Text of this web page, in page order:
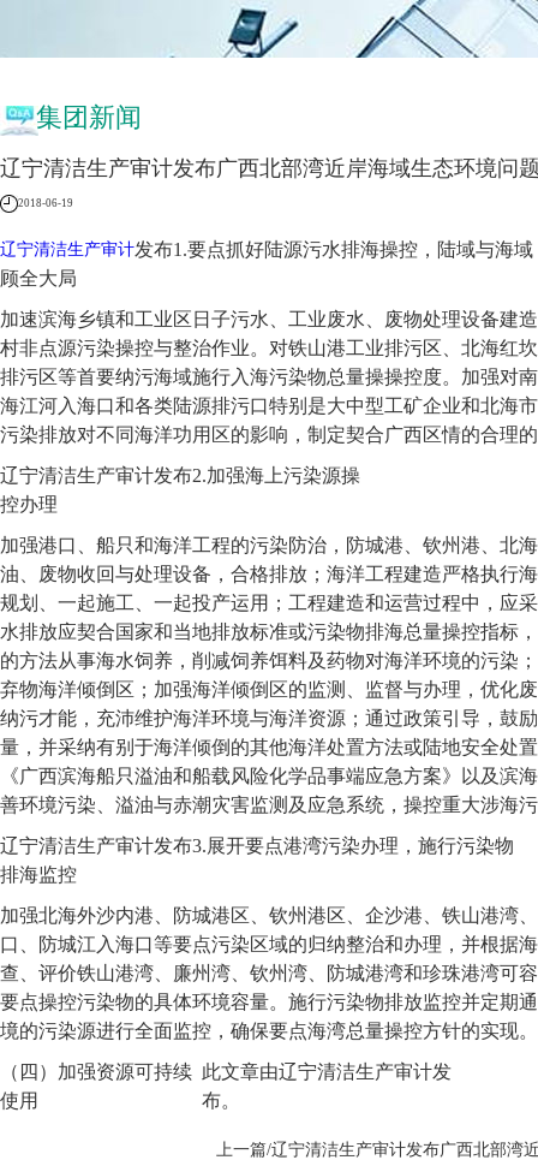
集团新闻
辽宁清洁生产审计发布广西北部湾近岸海域生态环境问
2018-06-19
辽宁清洁生产审计发布1.要点抓好陆源污水排海操控，陆域与海域
顾全大局
加速滨海乡镇和工业区日子污水、工业废水、废物处理设备建
村非点源污染操控与整治作业。对铁山港工业排污区、北海红
排污区等首要纳污海域施行入海污染物总量操操控度。加强对
海江河入海口和各类陆源排污口特别是大中型工矿企业和北海
污染排放对不同海洋功用区的影响，制定契合广西区情的合理
辽宁清洁生产审计发布2.加强海上污染源操
控办理
加强港口、船只和海洋工程的污染防治，防城港、钦州港、北
油、废物收回与处理设备，合格排放；海洋工程建造严格执行
规划、一起施工、一起投产运用；工程建造和运营过程中，应
水排放应契合国家和当地排放标准或污染物排海总量操控指标
的方法从事海水饲养，削减饲养饵料及药物对海洋环境的污染
弃物海洋倾倒区；加强海洋倾倒区的监测、监督与办理，优化
纳污才能，充沛维护海洋环境与海洋资源；通过政策引导，鼓
量，并采纳有别于海洋倾倒的其他海洋处置方法或陆地安全处
《广西滨海船只溢油和船载风险化学品事端应急方案》以及
善环境污染、溢油与赤潮灾害监测及应急系统，操控重大涉海
辽宁清洁生产审计发布3.展开要点港湾污染办理，施行污染物
排海监控
加强北海外沙内港、防城港区、钦州港区、企沙港、铁山港湾
口、防城江入海口等要点污染区域的归纳整治和办理，并根据
查、评价铁山港湾、廉州湾、钦州湾、防城港湾和珍珠港湾可
要点操控污染物的具体环境容量。施行污染物排放监控并定期
境的污染源进行全面监控，确保要点海湾总量操控方针的实现。
（四）加强资源可持续
使用
此文章由辽宁清洁生产审计发
布。
上一篇/辽宁清洁生产审计发布广西北部湾